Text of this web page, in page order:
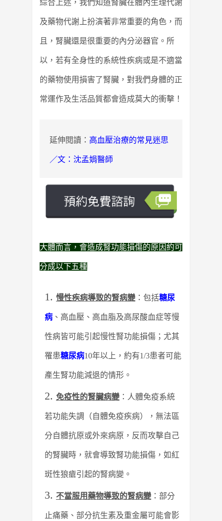
綜合上述，我們知道腎臟在體內生理代謝
及藥物代謝上扮演著非常重要的角色，而
且，腎臟還是很重要的內分泌器官。所
以，若有全身性的系統性疾病或是不適當
的藥物使用損害了腎臟，對我們身體的正
常運作及生活品質都會造成莫大的衝擊！
延伸閱讀： 高血壓治療的常見迷思
／文：沈孟娟醫師
大體而言，會造成腎功能損傷的原因約可
分成以下五種
慢性疾病導致的腎病變 ：包括糖尿
病 、高血壓、高血脂及高尿酸血症等慢
性病皆可能引起慢性腎功能損傷；尤其
罹患糖尿病10年以上，約有1/3患者可能
產生腎功能減退的情形。
免疫性的腎臟病變 ：人體免疫系統
若功能失調（自體免疫疾病），無法區
分自體抗原或外來病原，反而攻擊自己
的腎臟時，就會導致腎功能損傷，如紅
斑性狼瘡引起的腎病變。
不當服用藥物導致的腎病變 ：部分
止痛藥、部分抗生素及重金屬可能會影